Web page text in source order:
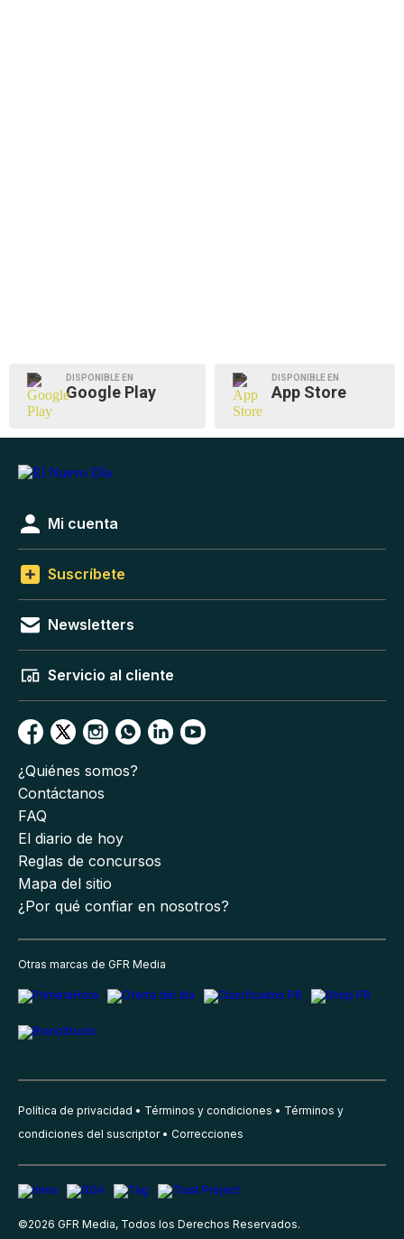
DISPONIBLE EN
Google Play
DISPONIBLE EN
App Store
Mi cuenta
Suscríbete
Newsletters
Servicio al cliente
¿Quiénes somos?
Contáctanos
FAQ
El diario de hoy
Reglas de concursos
Mapa del sitio
¿Por qué confiar en nosotros?
Otras marcas de GFR Media
Política de privacidad Términos y condiciones
Términos y
condiciones del suscriptor
Correcciones
©2026 GFR Media, Todos los Derechos Reservados.